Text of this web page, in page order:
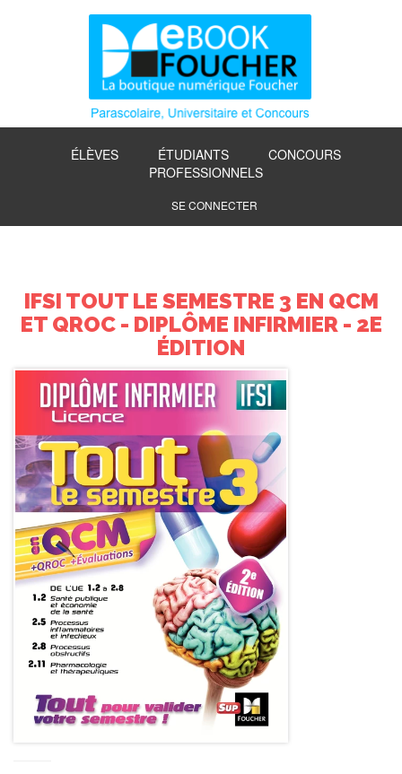
ÉLÈVES ÉTUDIANTS
CONCOURS
PROFESSIONNELS
SE CONNECTER
IFSI TOUT LE SEMESTRE 3 EN QCM
ET QROC - DIPLÔME INFIRMIER - 2E
ÉDITION